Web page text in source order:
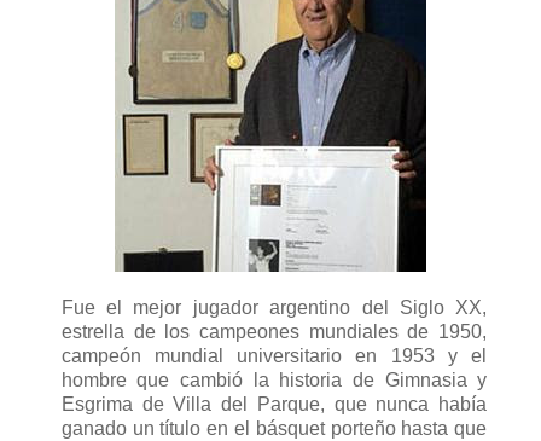
Fue el mejor jugador argentino del Siglo XX,
estrella de los campeones mundiales de 1950,
campeón mundial universitario en 1953 y el
hombre que cambió la historia de Gimnasia y
Esgrima de Villa del Parque, que nunca había
ganado un título en el básquet porteño hasta que